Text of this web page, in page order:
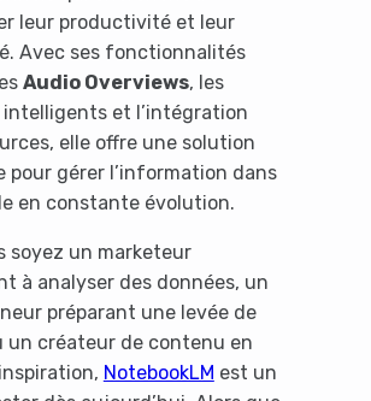
leur productivité et leur
Avec ses fonctionnalités
Audio Overviews, les
intelligents et l’intégration
elle offre une solution
pour gérer l’information dans
en constante évolution.
soyez un marketeur
à analyser des données, un
préparant une levée de
un créateur de contenu en
NotebookLM est un